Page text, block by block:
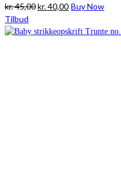
kr.45,00Den
pris
kr.40,00Den
pris
Buy Now
Tilbud